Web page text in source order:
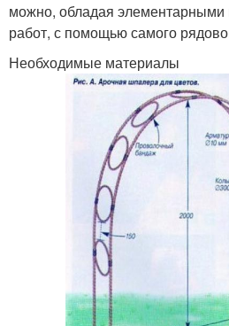
можно, обладая
работ, с помощью самого
Необходимые материалы